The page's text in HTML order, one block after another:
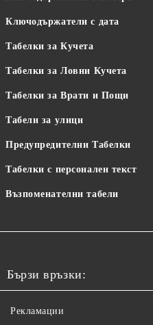
Ключодържатели с дата
Табелки за Кучета
Табелки за Ловни Кучета
Табелки за Врати и Пощи
Табели за улици
Предупредителни Табелки
Табелки с персонален текст
Възпоменателни табели
Бързи връзки:
Рекламации